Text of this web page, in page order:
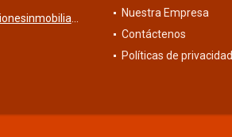
Nuestra Empresa
Contáctenos
Políticas de privacidad